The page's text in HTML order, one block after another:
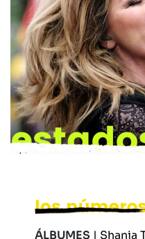
ÁLBUMES | Shania